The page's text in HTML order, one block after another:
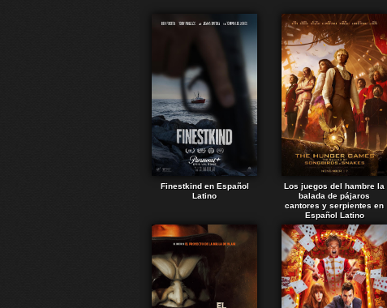
Finestkind en Español
Latino
Los juegos del hambre la
balada de pájaros
cantores y serpientes en
Español Latino